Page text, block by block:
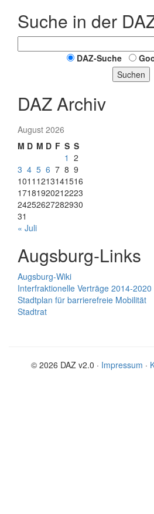
Suche in der
DAZ-Suche
Suchen
DAZ Archiv
August 2026
M D M D F S S
1 2
3 4 5 6 7 8 9
1011 1213141516
17181920212223
24252627282930
31
« Juli
Augsburg-Links
Augsburg-Wiki
Interfraktionelle Verträge 2014-2020
Stadtplan für barrierefreie Mobilität
Stadtrat
© 2026 DAZ v2.0 · Impressum ·